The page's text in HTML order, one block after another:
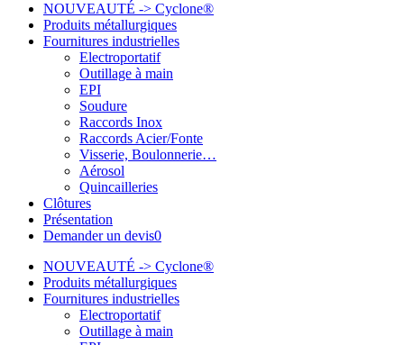
NOUVEAUTÉ -> Cyclone®
Produits métallurgiques
Fournitures industrielles
Electroportatif
Outillage à main
EPI
Soudure
Raccords Inox
Raccords Acier/Fonte
Visserie, Boulonnerie…
Aérosol
Quincailleries
Clôtures
Présentation
Demander un devis0
NOUVEAUTÉ -> Cyclone®
Produits métallurgiques
Fournitures industrielles
Electroportatif
Outillage à main